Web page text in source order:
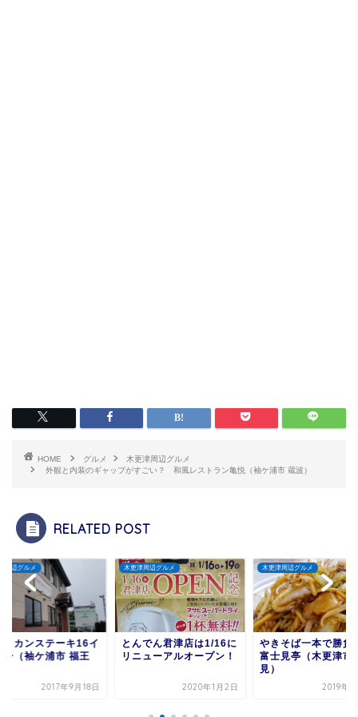
HOME グルメ
木更津周辺グルメ
外観と内装のギャップがすごい？ 和風レストラン亀悦（袖ケ浦市 蔵波）
RELATED POST
周辺グルメ
でん君津店は1/16に
ューアルオープン！
2020年1月2日
木更津周辺グルメ
やきそば一本で勝負！
富士見亭（木更津市 富士
2019年5月5日
木更津周辺グルメ
【牧場直送！】奥野
直売店「牧場のハー
ー」にチーズケーキ